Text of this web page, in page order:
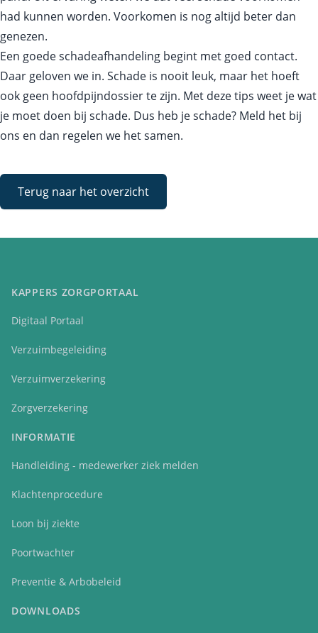
had kunnen worden. Voorkomen is nog altijd beter dan
genezen.
Een goede schadeafhandeling begint met goed contact.
Daar geloven we in. Schade is nooit leuk, maar het hoeft
ook geen hoofdpijndossier te zijn. Met deze tips weet je wat
je moet doen bij schade. Dus heb je schade? Meld het bij
ons en dan regelen we het samen.
Terug naar het overzicht
KAPPERS ZORGPORTAAL
Digitaal Portaal
Verzuimbegeleiding
Verzuimverzekering
Zorgverzekering
INFORMATIE
Handleiding - medewerker ziek melden
Klachtenprocedure
Loon bij ziekte
Poortwachter
Preventie & Arbobeleid
DOWNLOADS